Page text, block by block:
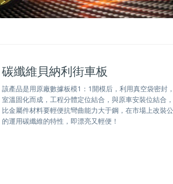
碳纖維貝納利街車板
該產品是用原廠數據板模1：1開模后，利用真空袋密封
室溫固化而成，工程分體定位結合，與原車安裝位結合
比金屬件材料要輕便抗彎曲能力大于鋼，在市場上改裝
的運用碳纖維的特性，即漂亮又輕便！